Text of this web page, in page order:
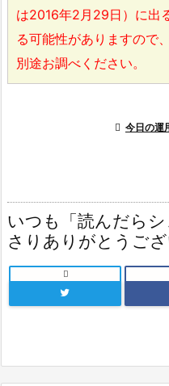
は2016年2月29日）に出
る可能性がありますので
別途お調べください。
 今日の運
いつも「読んだら
さりありがとうござ
